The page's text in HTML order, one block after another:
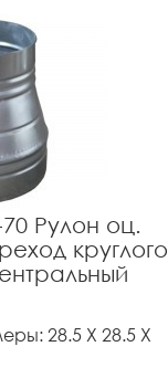
Рулон оц.
круглого
28.5 X 28.5 X